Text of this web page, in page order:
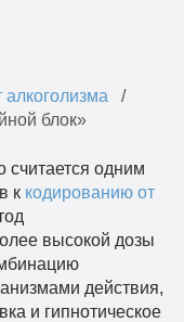
блок»
считается одним
к кодированию от
высокой дозы
действия,
и гипнотическое